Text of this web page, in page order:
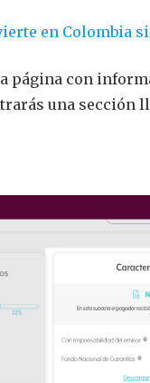
en Colombia
página con
una sección